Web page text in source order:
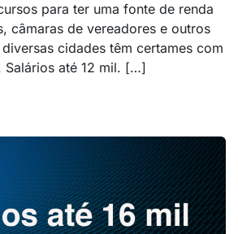
para ter uma fonte de renda
câmaras de vereadores e outros
cidades têm certames com
Salários até 12 mil. […]